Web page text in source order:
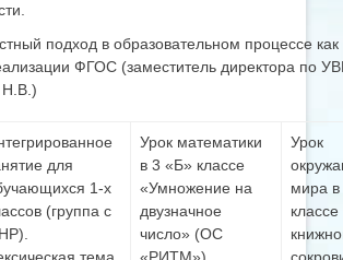
подход в образовательном процессе как
ФГОС (заместитель директора по
Н.В.)
для
1-х
(группа с
Урок математики
в 3 «Б» классе
«Умножение на
двузначное
число» (ОС
Урок
мира